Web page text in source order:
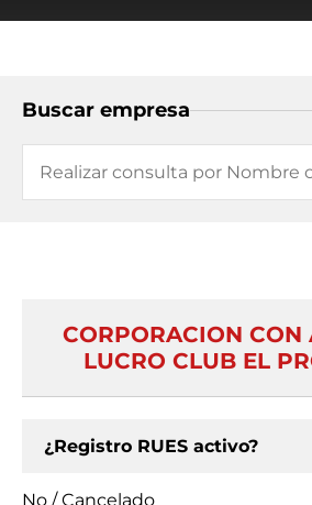
Buscar empresa
CORPORACION CON
LUCRO CLUB EL
¿Registro RUES activo?
No / Cancelado